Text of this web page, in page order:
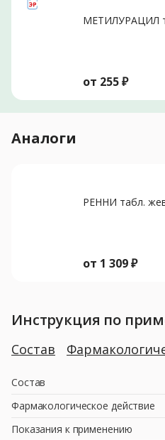
МЕТИЛУРАЦИЛ
от 255₽
Аналоги
РЕННИ табл.
от 1 309₽
Инструкция по
Состав
Состав
Фармакологическое действие
Показания к применению